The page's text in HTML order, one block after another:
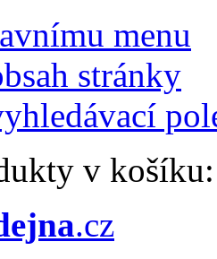
menu
stránky
v
.cz